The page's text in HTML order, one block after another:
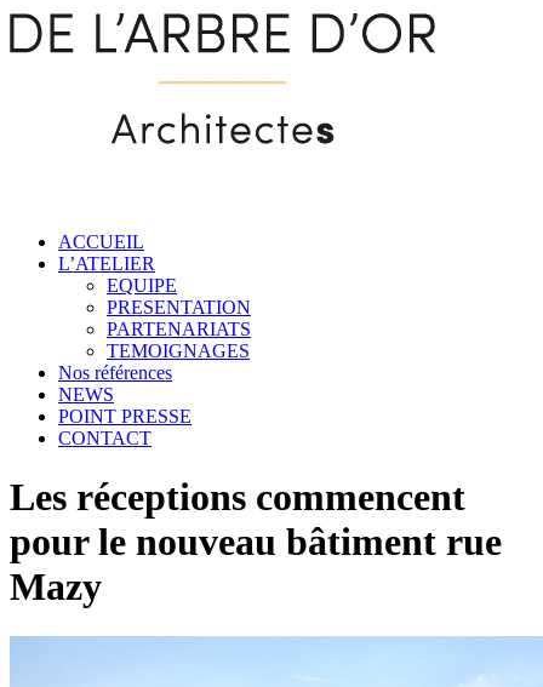
ACCUEIL
L’ATELIER
EQUIPE
PRESENTATION
PARTENARIATS
TEMOIGNAGES
Nos références
NEWS
POINT PRESSE
CONTACT
Les réceptions commencent
pour le nouveau bâtiment rue
Mazy